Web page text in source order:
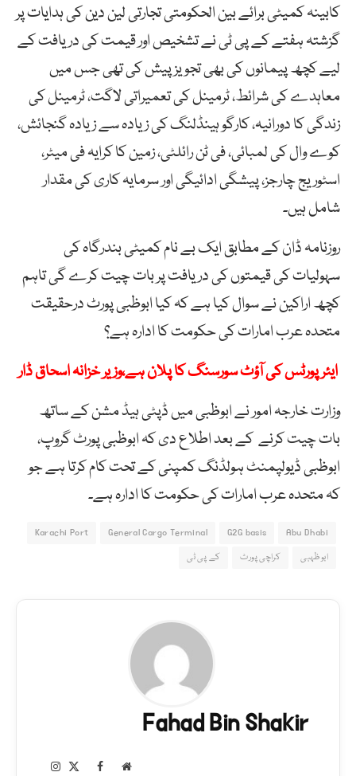
کابینہ کمیٹی برائے بین الحکومتی تجارتی لین دین کی ہدایات پر
گزشتہ ہفتے کے پی ٹی نے تشخیص اور قیمت کی دریافت کے
لیے کچھ پیمانوں کی بھی تجویز پیش کی تھی جس میں
معاہدے کی شرائط، ٹرمینل کی تعمیراتی لاگت، ٹرمینل کی
زندگی کا دورانیہ، کارگو ہینڈلنگ کی زیادہ سے زیادہ گنجائش،
کوے وال کی لمبائی، فی ٹن رائلٹی، زمین کا کرایہ فی میٹر،
اسٹوریج چارجز، پیشگی ادائیگی اور سرمایہ کاری کی مقدار
شامل ہیں۔
روزنامہ ڈان کے مطابق ایک بے نام کمیٹی بندرگاہ کی
سہولیات کی قیمتوں کی دریافت پر بات چیت کرے گی تاہم
کچھ اراکین نے سوال کیا ہے کہ کیا ابوظبی پورٹ درحقیقت
متحدہ عرب امارات کی حکومت کا ادارہ ہے؟
ایئرپورٹس کی آؤٹ سورسنگ کا پلان ہے،وزیر خزانہ اسحاق ڈار
وزارت خارجہ امور نے ابوظبی میں ڈپٹی ہیڈ مشن کے ساتھ
بات چیت کرنے کے بعد اطلاع دی کہ ابوظبی پورٹ گروپ،
ابوظبی ڈیولپمنٹ ہولڈنگ کمپنی کے تحت کام کرتا ہے جو
کہ متحدہ عرب امارات کی حکومت کا ادارہ ہے۔
Abu Dhabi
G2G basis
General Cargo Terminal
Karachi Port
ابوظہبی
کراچی پورٹ کے پی ٹی
Fahad Bin Shakir
Website
Facebook
Instagram